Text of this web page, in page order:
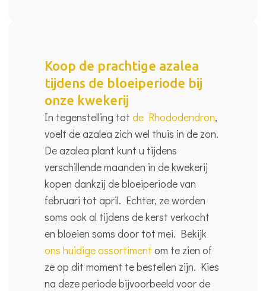
Koop de prachtige azalea
tijdens de bloeiperiode bij
onze kwekerij
In tegenstelling tot de Rhododendron,
voelt de azalea zich wel thuis in de zon.
De azalea plant kunt u tijdens
verschillende maanden in de kwekerij
kopen dankzij de bloeiperiode van
februari tot april. Echter, ze worden
soms ook al tijdens de kerst verkocht
en bloeien soms door tot mei. Bekijk
ons huidige assortiment om te zien of
ze op dit moment te bestellen zijn. Kies
na deze periode bijvoorbeeld voor de